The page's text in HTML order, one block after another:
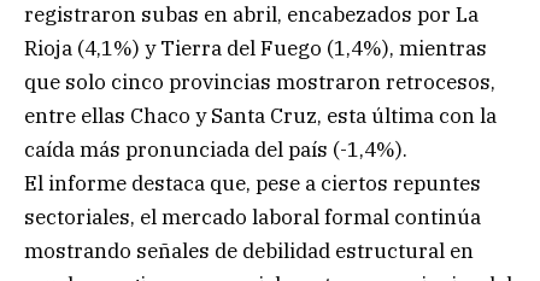
registraron subas en abril, encabezados por La
Rioja (4,1%) y Tierra del Fuego (1,4%), mientras
que solo cinco provincias mostraron retrocesos,
entre ellas Chaco y Santa Cruz, esta última con la
caída más pronunciada del país (-1,4%).
El informe destaca que, pese a ciertos repuntes
sectoriales, el mercado laboral formal continúa
mostrando señales de debilidad estructural en